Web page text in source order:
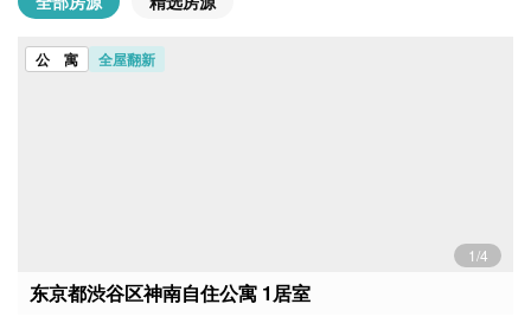
公 寓 全屋翻新
1/4
东京都渋谷区神南自住公寓 1居室